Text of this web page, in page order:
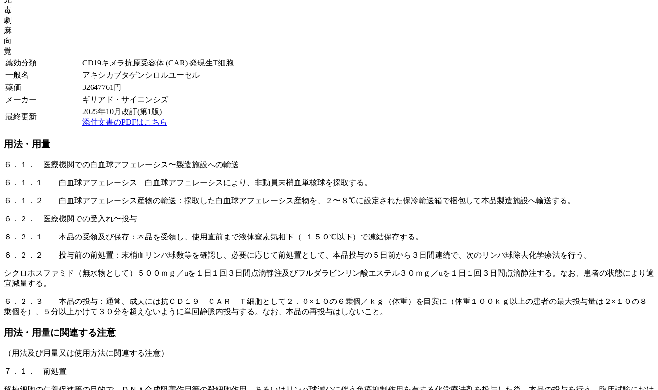
毒
劇
麻
向
覚
薬効分類
CD19キメラ抗原受容体 (CAR) 発現生T細胞
一般名
アキシカブタゲンシロルユーセル
薬価
32647761 円
メーカー
ギリアド・サイエンシズ
最終更新
2025年10月改訂(第1版)
添付文書のPDFはこちら
用法・用量
６．１． 医療機関での白血球アフェレーシス〜製造施設への輸送
６．１．１． 白血球アフェレーシス：白血球アフェレーシスにより、非動員末梢血単核球を採取する。
６．１．２． 白血球アフェレーシス産物の輸送：採取した白血球アフェレーシス産物を、２〜８℃に設定された保冷輸送箱で梱包して本品製造施設へ輸送する。
６．２． 医療機関での受入れ〜投与
６．２．１． 本品の受領及び保存：本品を受領し、使用直前まで液体窒素気相下（−１５０℃以下）で凍結保存する。
６．２．２． 投与前の前処置：末梢血リンパ球数等を確認し、必要に応じて前処置として、本品投与の５日前から３日間連続で、次のリンパ球除去化学療法を行う。
シクロホスファミド（無水物として）５００ｍｇ／uを１日１回３日間点滴静注及びフルダラビンリン酸エステル３０ｍｇ／uを１日１回３日間点滴静注する。なお、患者の状態により適
宜減量する。
６．２．３． 本品の投与：通常、成人には抗ＣＤ１９ ＣＡＲ Ｔ細胞として２．０×１０の６乗個／ｋｇ（体重）を目安に（体重１００ｋｇ以上の患者の最大投与量は２×１０の８
乗個を）、５分以上かけて３０分を超えないように単回静脈内投与する。なお、本品の再投与はしないこと。
用法・用量に関連する注意
（用法及び用量又は使用方法に関連する注意）
７．１． 前処置